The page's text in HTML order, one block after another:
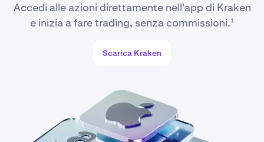
Accedi alle azioni direttamente nell'app di Kraken
e inizia a fare trading, senza commissioni.1
Scarica Kraken